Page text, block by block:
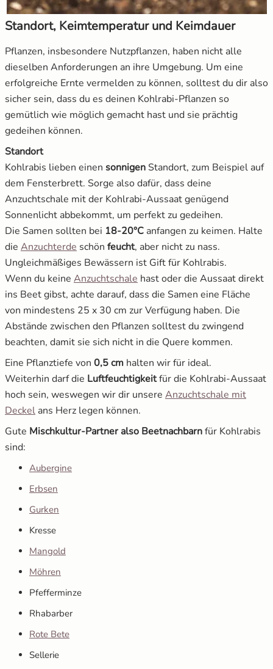
Standort, Keimtemperatur und Keimdauer
Pflanzen, insbesondere Nutzpflanzen, haben nicht alle
dieselben Anforderungen an ihre Umgebung. Um eine
erfolgreiche Ernte vermelden zu können, solltest du dir also
sicher sein, dass du es deinen Kohlrabi-Pflanzen so
gemütlich wie möglich gemacht hast und sie prächtig
gedeihen können.
Standort
Kohlrabis lieben einen sonnigen Standort, zum Beispiel auf
dem Fensterbrett. Sorge also dafür, dass deine
Anzuchtschale mit der Kohlrabi-Aussaat genügend
Sonnenlicht abbekommt, um perfekt zu gedeihen.
Die Samen sollten bei 18-20°C anfangen zu keimen. Halte
die Anzuchterde schön feucht, aber nicht zu nass.
Ungleichmäßiges Bewässern ist Gift für Kohlrabis.
Wenn du keine Anzuchtschale hast oder die Aussaat direkt
ins Beet gibst, achte darauf, dass die Samen eine Fläche
von mindestens 25 x 30 cm zur Verfügung haben. Die
Abstände zwischen den Pflanzen solltest du zwingend
beachten, damit sie sich nicht in die Quere kommen.
Eine Pflanztiefe von 0,5 cm halten wir für ideal.
Weiterhin darf die Luftfeuchtigkeitfür die Kohlrabi-Aussaat
hoch sein, weswegen wir dir unsere Anzuchtschale mit
Deckel ans Herz legen können.
Gute Mischkultur-Partner also Beetnachbarnfür Kohlrabis
sind:
Aubergine
Erbsen
Gurken
Kresse
Mangold
Möhren
Pfefferminze
Rhabarber
Rote Bete
Sellerie